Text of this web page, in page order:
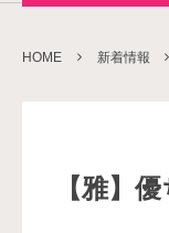
HOME 新着情報
【雅】